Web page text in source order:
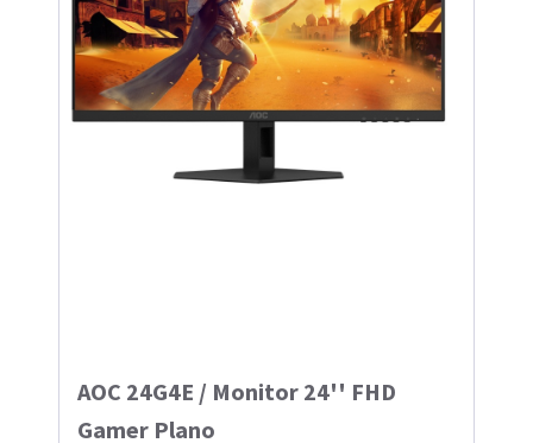
AOC 24G4E / Monitor 24'' FHD
Gamer Plano